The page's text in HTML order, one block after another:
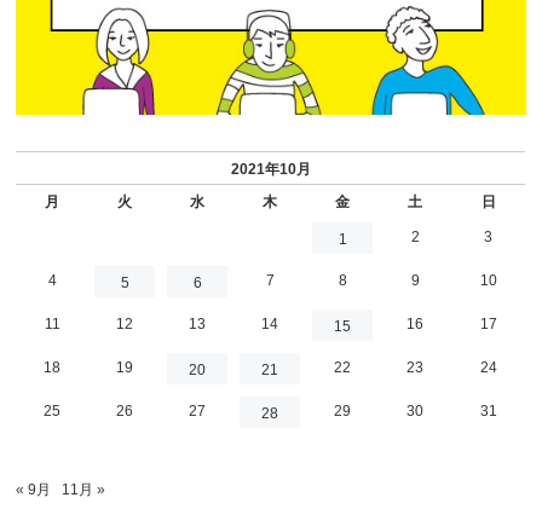
2021年10月
月
火 水 木 金 土 日
1 2 3
4 5 6 7 8 9 10
11 12 13 14 15 16 17
18 19 20 21 22 23 24
25 26 27 28 29 30 31
« 9月 11月 »